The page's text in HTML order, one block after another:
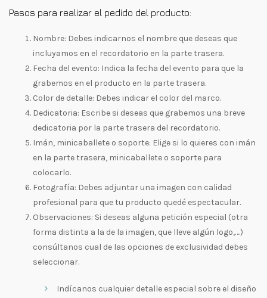
Pasos para realizar el pedido del producto:
Nombre: Debes indicarnos el nombre que deseas que
incluyamos en el recordatorio en la parte trasera.
Fecha del evento: Indica la fecha del evento para que la
grabemos en el producto en la parte trasera.
Color de detalle: Debes indicar el color del marco.
Dedicatoria: Escribe si deseas que grabemos una breve
dedicatoria por la parte trasera del recordatorio.
Imán, minicaballete o soporte: Elige si lo quieres con imán
en la parte trasera, minicaballete o soporte para
colocarlo.
Fotografía: Debes adjuntar una imagen con calidad
profesional para que tu producto quedé espectacular.
Observaciones: Si deseas alguna petición especial (otra
forma distinta a la de la imagen, que lleve algún logo,….)
consúltanos cual de las opciones de exclusividad debes
seleccionar.
Indícanos cualquier detalle especial sobre el diseño